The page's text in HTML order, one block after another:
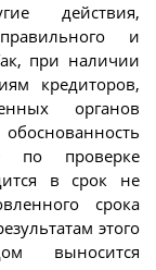
действия,
и
при наличии
кредиторов,
органов
по проверке
в срок не
срока
этого
выносится